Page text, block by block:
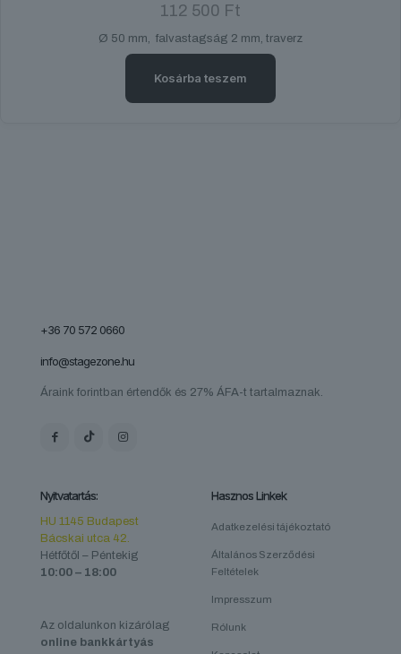
112 500 Ft
Ø 50 mm, falvastagság 2 mm, traverz
Kosárba teszem
+36 70 572 0660
info@stagezone.hu
Áraink forintban értendők és 27% ÁFA-t tartalmaznak.
Nyitvatartás:
HU 1145 Budapest
Bácskai utca 42.
Hétfőtől – Péntekig
10:00 – 18:00
Az oldalunkon kizárólag
online bankkártyás
Hasznos Linkek
Adatkezelési tájékoztató
Általános Szerződési
Feltételek
Impresszum
Rólunk